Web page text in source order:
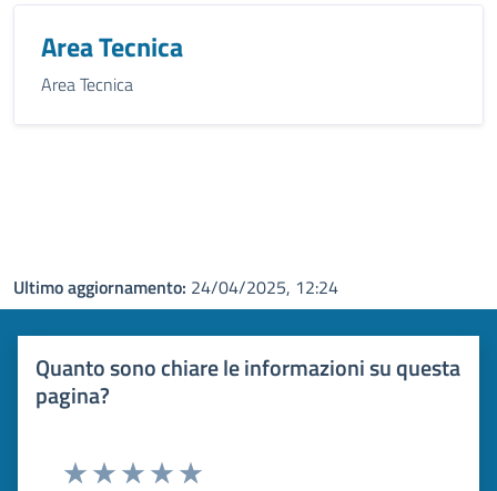
Area Tecnica
Area Tecnica
Ultimo aggiornamento: 24/04/2025, 12:24
Quanto sono chiare le informazioni su questa
pagina?